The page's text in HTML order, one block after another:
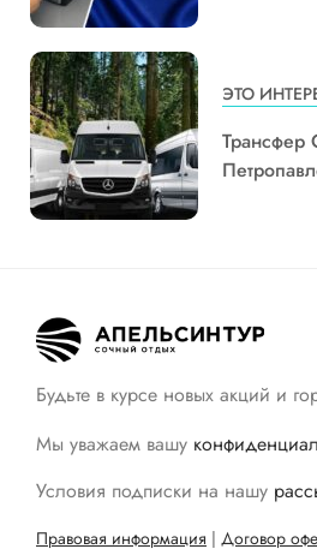
ЭТО
Будьте в курсе новых акций и
Мы уважаем вашу
Условия подписки на нашу
Правовая информация | Договор